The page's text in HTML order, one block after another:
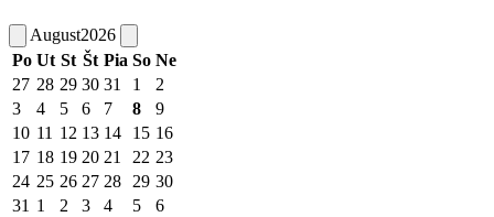
August2026
Po Ut St Št Pia So Ne
27 28 29 30 31 1
2
3
4 5 6 7 8
9
10 11 12 13 14 15 16
17 18 19 20 21 22 23
24 25 26 27 28 29 30
31 1 2 3 4 5 6